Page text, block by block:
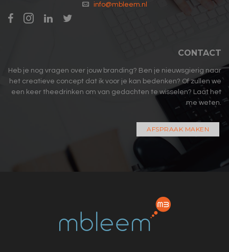
info@mbleem.nl
CONTACT
Heb je nog vragen over jouw branding? Ben je nieuwsgierig naar
het creatieve concept dat ik voor je kan bedenken? Of zullen we
een keer theedrinken om van gedachten te wisselen? Laat het
me weten.
AFSPRAAK MAKEN